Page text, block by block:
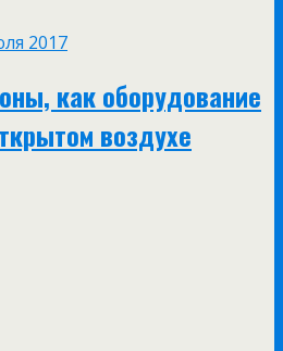
2017
как оборудование
воздухе